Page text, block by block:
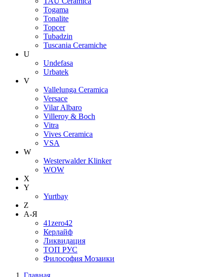
Togama
Tonalite
Topcer
Tubadzin
Tuscania Ceramiche
U
Undefasa
Urbatek
V
Vallelunga Ceramica
Versace
Vilar Albaro
Villeroy & Boch
Vitra
Vives Ceramica
VSA
W
Westerwalder Klinker
WOW
X
Y
Yurtbay
Z
А-Я
41zero42
Керлайф
Ликвидация
ТОП РУС
Философия Мозаики
Главная